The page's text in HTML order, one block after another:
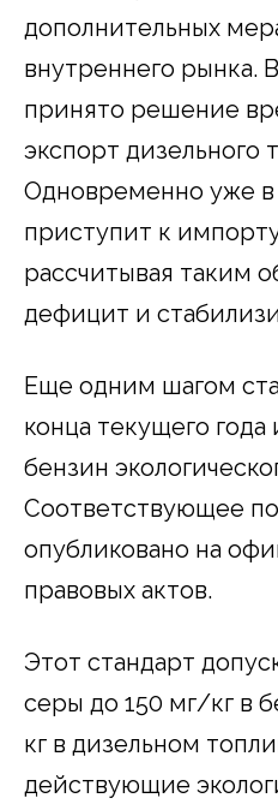
дополнительных
внутреннего рынка.
принято решение
экспорт дизельного
Одновременно уже
приступит к
рассчитывая таким
дефицит и
Еще одним шагом
конца текущего года
бензин
Соответствующее
опубликовано на
правовых актов.
Этот стандарт
серы до 150 мг/кг в
кг в дизельном
действующие